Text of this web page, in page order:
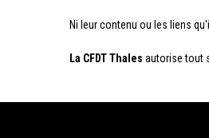
Ni leur contenu ou les liens
La CFDTThales autorise tout